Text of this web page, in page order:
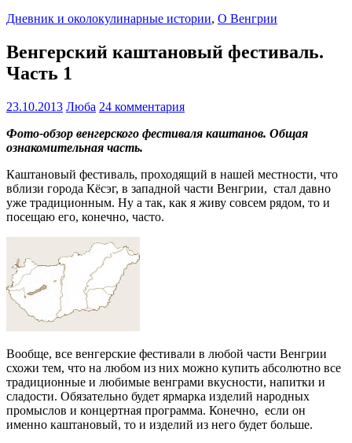
Дневник и околокулинарные истории, О Венгрии
Венгерский каштановый фестиваль.
Часть 1
23.10.2013 Люба 24 комментария
Фото-обзор венгерского фестиваля каштанов. Общая
ознакомительная часть.
Каштановый фестиваль, проходящий в нашей местности, что
вблизи города Кёсэг, в западной части Венгрии, стал давно
уже традиционным. Ну а так, как я живу совсем рядом, то и
посещаю его, конечно, часто.
Вообще, все венгерские фестивали в любой части Венгрии
схожи тем, что на любом из них можно купить абсолютно все
традиционные и любимые венграми вкусности, напитки и
сладости. Обязательно будет ярмарка изделий народных
промыслов и концертная программа. Конечно, если он
именно каштановый, то и изделий из него будет больше.